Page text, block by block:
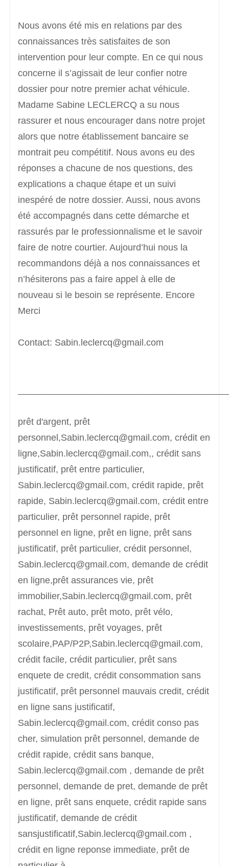
Nous avons été mis en relations par des
connaissances très satisfaites de son
intervention pour leur compte. En ce qui nous
concerne il s’agissait de leur confier notre
dossier pour notre premier achat véhicule.
Madame Sabine LECLERCQ a su nous
rassurer et nous encourager dans notre projet
alors que notre établissement bancaire se
montrait peu compétitif. Nous avons eu des
réponses a chacune de nos questions, des
explications a chaque étape et un suivi
inespéré de notre dossier. Aussi, nous avons
été accompagnés dans cette démarche et
rassurés par le professionnalisme et le savoir
faire de notre courtier. Aujourd’hui nous la
recommandons déjà a nos connaissances et
n’hésiterons pas a faire appel à elle de
nouveau si le besoin se représente. Encore
Merci
Contact: Sabin.leclercq@gmail.com
prêt d'argent, prêt
personnel,Sabin.leclercq@gmail.com, crédit en
ligne,Sabin.leclercq@gmail.com,, crédit sans
justificatif, prêt entre particulier,
Sabin.leclercq@gmail.com, crédit rapide, prêt
rapide, Sabin.leclercq@gmail.com, crédit entre
particulier, prêt personnel rapide, prêt
personnel en ligne, prêt en ligne, prêt sans
justificatif, prêt particulier, crédit personnel,
Sabin.leclercq@gmail.com, demande de crédit
en ligne,prêt assurances vie, prêt
immobilier,Sabin.leclercq@gmail.com, prêt
rachat, Prêt auto, prêt moto, prêt vélo,
investissements, prêt voyages, prêt
scolaire,PAP/P2P,Sabin.leclercq@gmail.com,
crédit facile, crédit particulier, prêt sans
enquete de credit, crédit consommation sans
justificatif, prêt personnel mauvais credit, crédit
en ligne sans justificatif,
Sabin.leclercq@gmail.com, crédit conso pas
cher, simulation prêt personnel, demande de
crédit rapide, crédit sans banque,
Sabin.leclercq@gmail.com , demande de prêt
personnel, demande de pret, demande de prêt
en ligne, prêt sans enquete, crédit rapide sans
justificatif, demande de crédit
sansjustificatif,Sabin.leclercq@gmail.com ,
crédit en ligne reponse immediate, prêt de